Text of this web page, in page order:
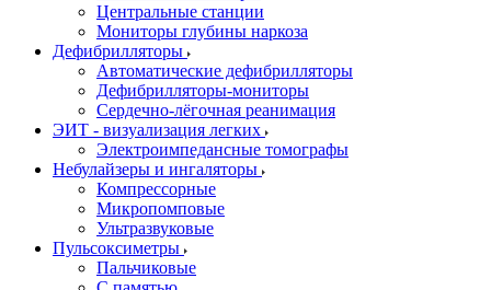
Центральные станции
Мониторы глубины наркоза
Дефибрилляторы
Автоматические дефибрилляторы
Дефибрилляторы-мониторы
Сердечно-лёгочная реанимация
ЭИТ - визуализация легких
Электроимпедансные томографы
Небулайзеры и ингаляторы
Компрессорные
Микропомповые
Ультразвуковые
Пульсоксиметры
Пальчиковые